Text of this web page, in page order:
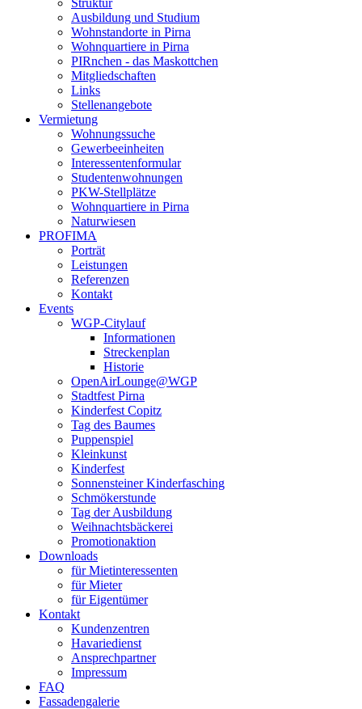
Ausbildung und Studium
Wohnstandorte in Pirna
Wohnquartiere in Pirna
PIRnchen - das Maskottchen
Mitgliedschaften
Links
Stellenangebote
Vermietung
Wohnungssuche
Gewerbeeinheiten
Interessentenformular
Studentenwohnungen
PKW-Stellplätze
Wohnquartiere in Pirna
Naturwiesen
PROFIMA
Porträt
Leistungen
Referenzen
Kontakt
Events
WGP-Citylauf
Informationen
Streckenplan
Historie
OpenAirLounge@WGP
Stadtfest Pirna
Kinderfest Copitz
Tag des Baumes
Puppenspiel
Kleinkunst
Kinderfest
Sonnensteiner Kinderfasching
Schmökerstunde
Tag der Ausbildung
Weihnachtsbäckerei
Promotionaktion
Downloads
für Mietinteressenten
für Mieter
für Eigentümer
Kontakt
Kundenzentren
Havariedienst
Ansprechpartner
Impressum
FAQ
Fassadengalerie